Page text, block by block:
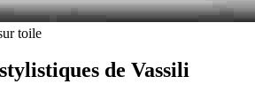
toile
de Vassili